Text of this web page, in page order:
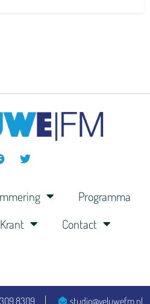
Programma
Krant Contact
8309 studio@veluwefm.nl